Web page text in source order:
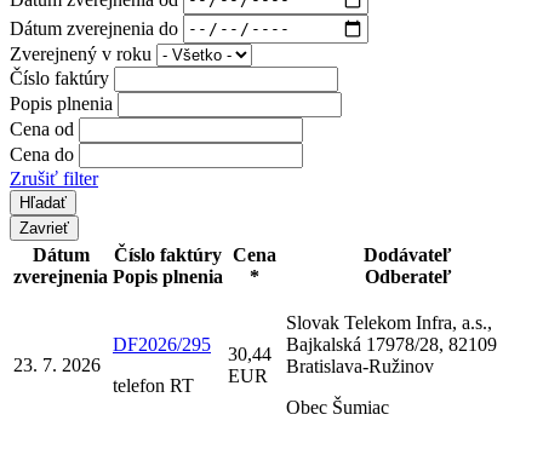
Dátum zverejnenia do
Zverejnený v roku
Číslo faktúry
Popis plnenia
Cena od
Cena do
Zrušiť filter
Zavrieť
Dátum
zverejnenia
Číslo faktúry
Popis plnenia
Cena
*
Dodávateľ
Odberateľ
23. 7. 2026
DF2026/295
telefon RT
30,44
EUR
Slovak Telekom Infra, a.s.,
Bajkalská 17978/28, 82109
Bratislava-Ružinov
Obec Šumiac